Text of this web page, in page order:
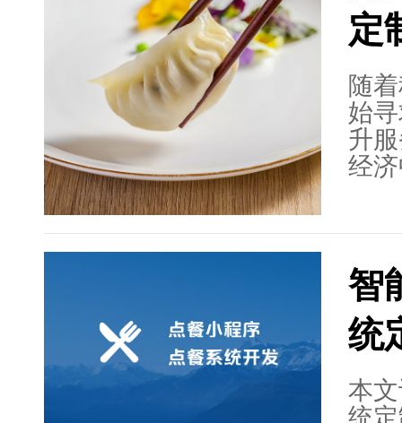
开
和
定
随
始
升
经
得
参
智
统
本
统